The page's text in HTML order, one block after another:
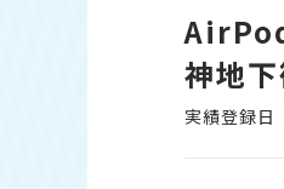
神地下
実績登録